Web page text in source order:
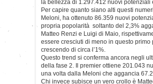
la bellezza di 1.297.412 nuovi
Per capire quanto siano alti questi
Meloni, ha ottenuto 86.359 nuovi
propria popolarità soltanto del 2,3%
Matteo Renzi e Luigi di Maio,
essere cresciuti di meno in questo
crescendo di circa l’1%.
Questo trend si conferma ancora negli
della fase 2. Il premier ottiene 201.043
una volta dalla Meloni che aggancia
Chi invece subisce un vero crollo è